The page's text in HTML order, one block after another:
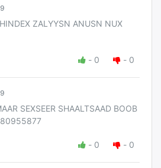
ZALYYSN ANUSN NUX
- 0 - 0
SEXSEER SHAALTSAAD BOOB
- 0 - 0